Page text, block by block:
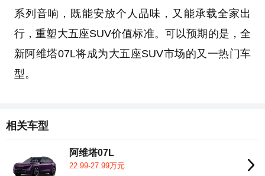
系列音响，既能安放个人品味，又能承载全家出
行，重塑大五座SUV价值标准。可以预期的是，全
新阿维塔07L将成为大五座SUV市场的又一热门车
型。
相关车型
阿维塔07L
22.99-27.99万元